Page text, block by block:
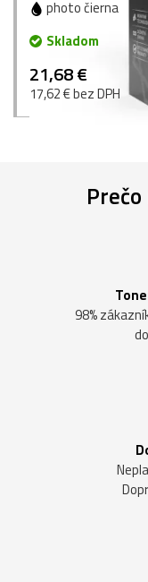
photo čierna
Skladom
21,68 €
17,62 € bez DPH
Prečo
98%